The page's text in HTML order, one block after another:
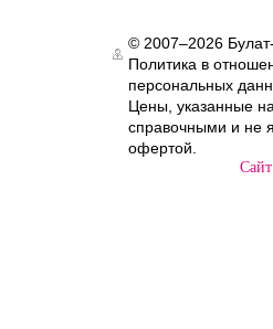
© 2007–2026
Политика в
персональных
Цены, указанные
справочными и не
офертой.
Authorization